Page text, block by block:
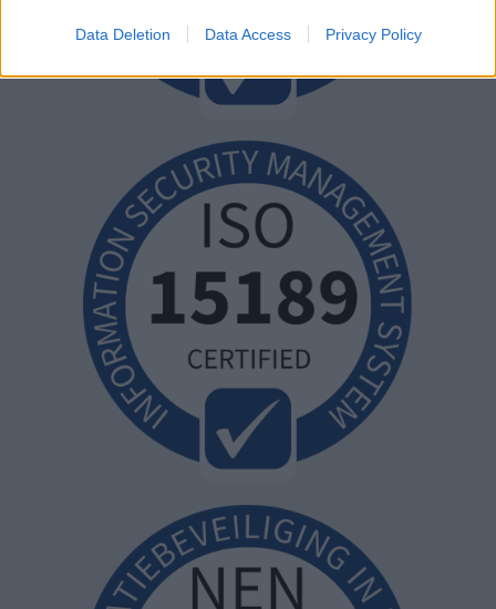
Data Deletion Data Access Privacy Policy